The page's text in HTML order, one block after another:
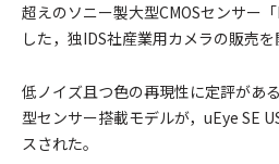
超えのソニー製大型CMOSセンサー
した，独IDS社産業用カメラの販売
低ノイズ且つ色の再現性に定評があ
型センサー搭載モデルが，uEye SE
スされた。